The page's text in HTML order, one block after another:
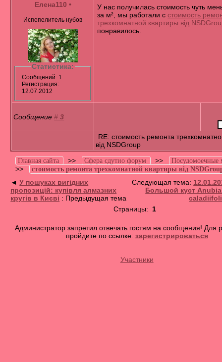
Елена110 •
Испепелитель нубов
Статистика:
Сообщений: 1
Регистрация:
12.07.2012
У нас получилась стоимость чуть
за м², мы работали сстоимость
трехкомнатной квартиры від
понравилось.
Сообщение#3
RE: стоимость ремонта
від NSDGroup
Главная сайта >> Сфера сдутио форум >>
>> стоимость ремонта трехкомнатной квартиры від
◄У пошуках вигідних
пропозицій: купівля алмазних
кругів в Києві : Предыдущая тема
Следующая тема:
Большой куст
Страницы: 1
Администратор запретил отвечать гостям на сообщения! Для
пройдите по ссылке: зарегистрироваться
Участники